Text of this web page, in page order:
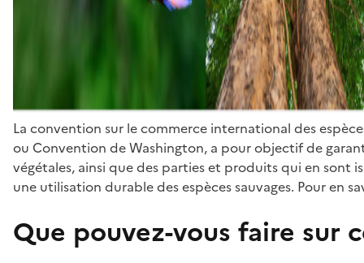
La convention sur le commerce international des
ou Convention de Washington, a pour objectif de
végétales, ainsi que des parties et produits qui en sont
une utilisation durable des espèces sauvages. Pour en
Que pouvez-vous faire sur